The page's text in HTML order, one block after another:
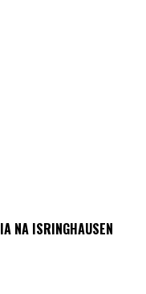
NA ISRINGHAUSEN